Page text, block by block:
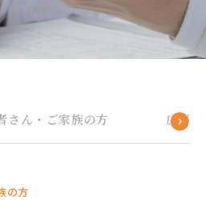
さん・ご家族の方 広報誌
の方